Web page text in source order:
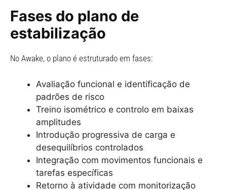
Fases do plano de
estabilização
No Awake, o plano é estruturado em fases:
Avaliação funcional e identificação de
padrões de risco
Treino isométrico e controlo em baixas
amplitudes
Introdução progressiva de carga e
desequilíbrios controlados
Integração com movimentos funcionais e
tarefas específicas
Retorno à atividade com monitorização